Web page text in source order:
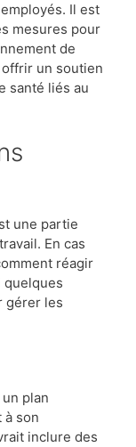
Il est
mesures pour
de
un soutien
santé liés au
une partie
En cas
réagir
quelques
gérer les
plan
à son
inclure des